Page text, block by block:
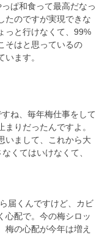
ぱ和食って最高だなっ
たのですが実現できな
っと行けなくて、99%
そはと思っているの
ます。
ね、毎年梅仕事をして
りだったんですよ。
いまして、これから大
くてはいけなくて、
届くんですけど、カビ
心配で。今の梅シロッ
梅の心配が今年は増え